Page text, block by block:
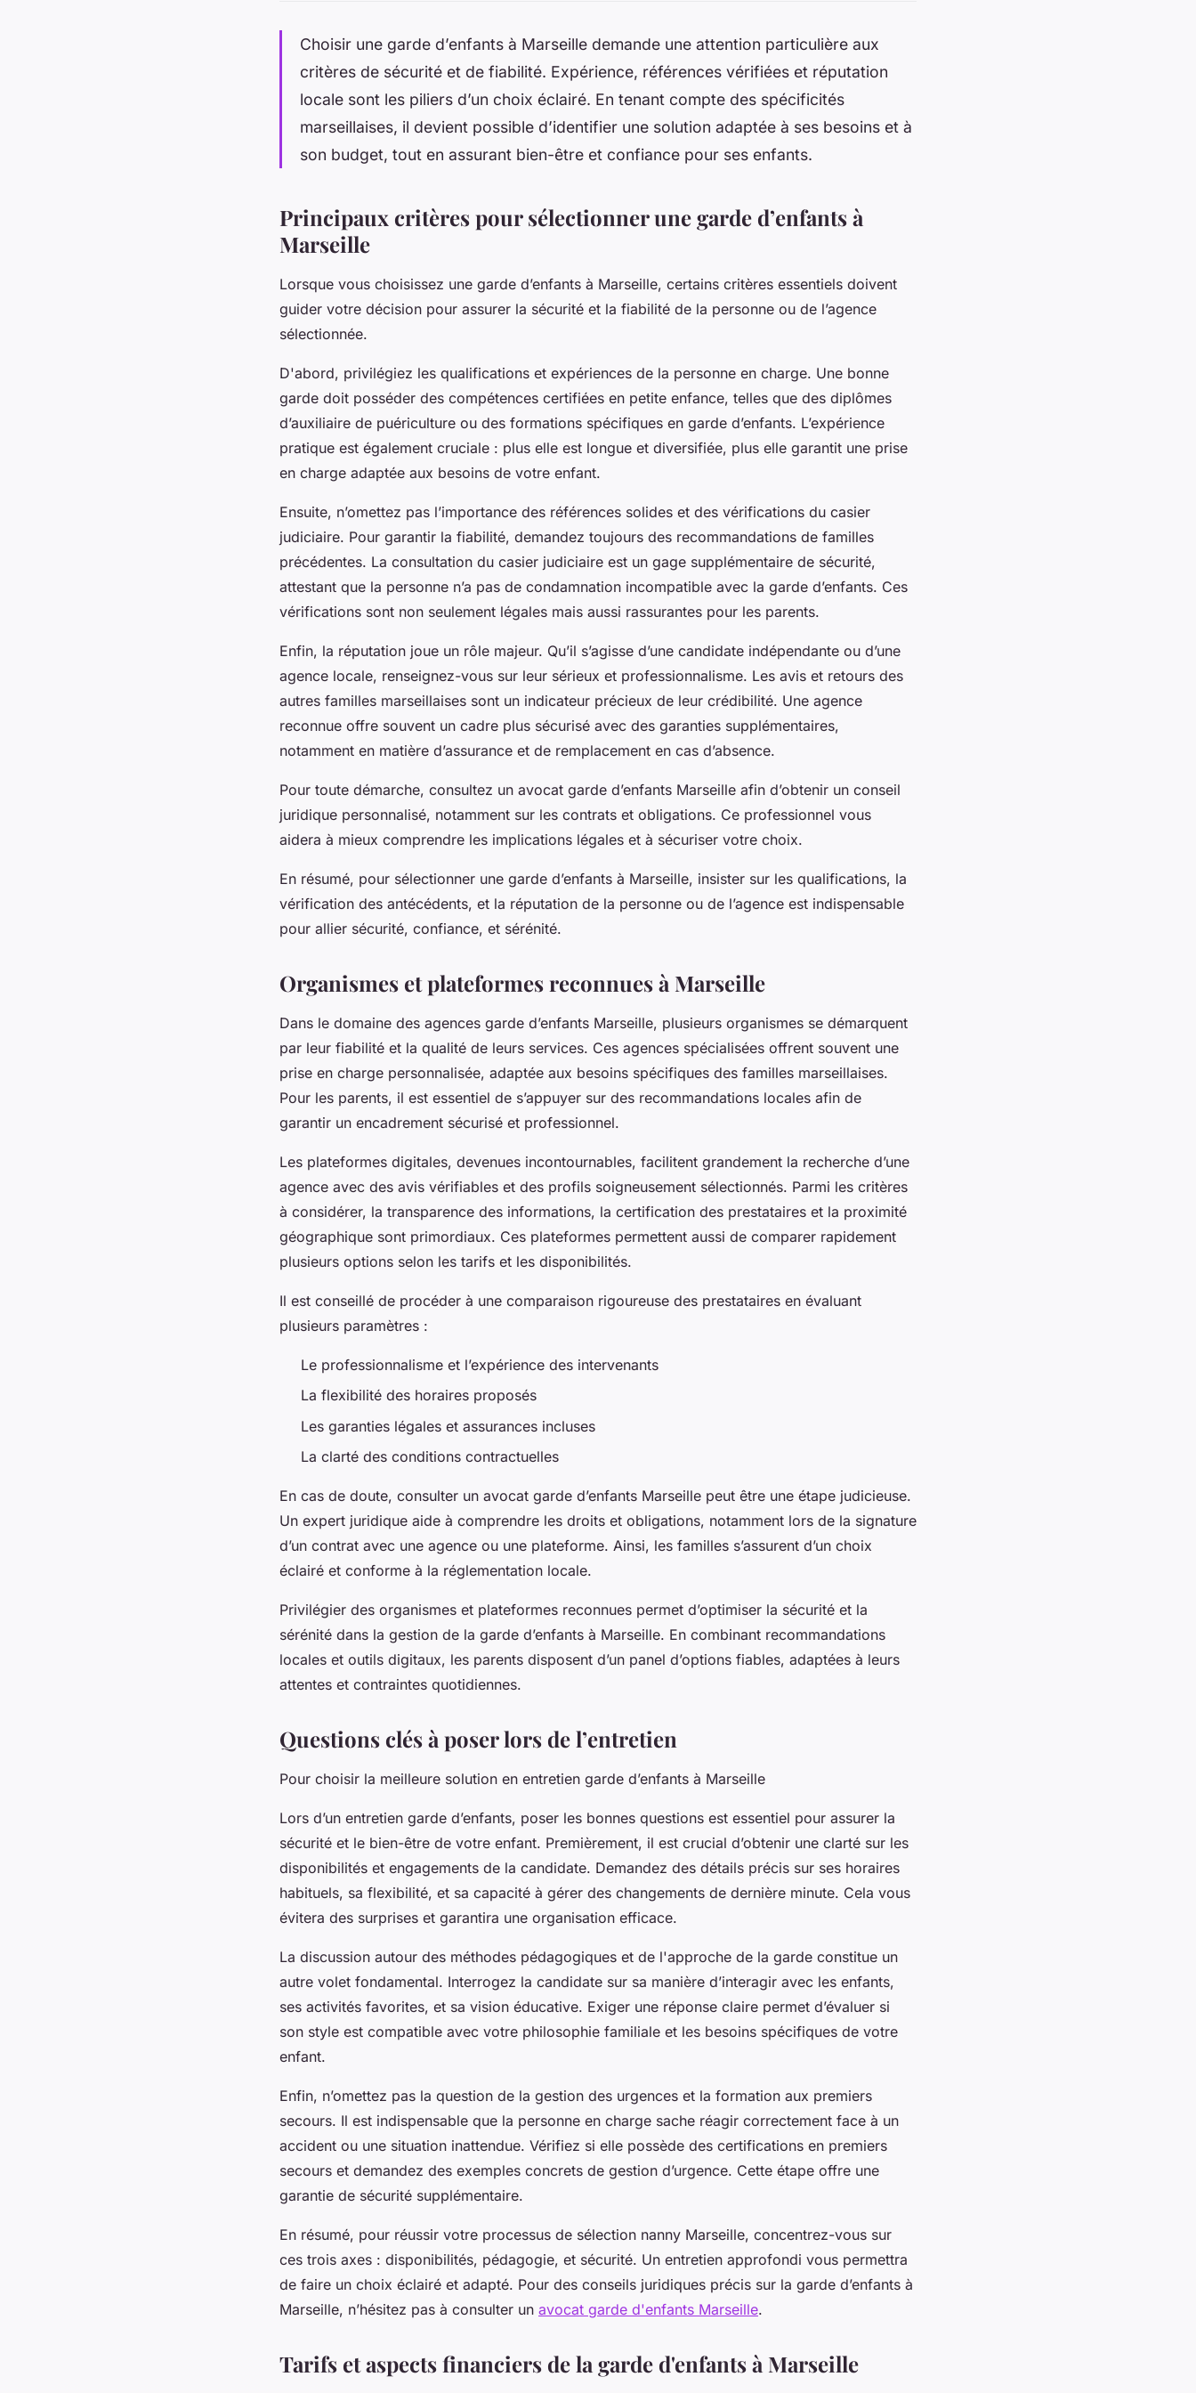
Choisir une garde d’enfants à Marseille demande une attention particulière aux
critères de sécurité et de fiabilité. Expérience, références vérifiées et réputation
locale sont les piliers d’un choix éclairé. En tenant compte des spécificités
marseillaises, il devient possible d’identifier une solution adaptée à ses besoins et à
son budget, tout en assurant bien-être et confiance pour ses enfants.
Principaux critères pour sélectionner une garde d’enfants à
Marseille
Lorsque vous choisissez une garde d’enfants à Marseille, certains critères essentiels doivent
guider votre décision pour assurer la sécurité et la fiabilité de la personne ou de l’agence
sélectionnée.
D'abord, privilégiez les qualifications et expériences de la personne en charge. Une bonne
garde doit posséder des compétences certifiées en petite enfance, telles que des diplômes
d’auxiliaire de puériculture ou des formations spécifiques en garde d’enfants. L’expérience
pratique est également cruciale : plus elle est longue et diversifiée, plus elle garantit une prise
en charge adaptée aux besoins de votre enfant.
Ensuite, n’omettez pas l’importance des références solides et des vérifications du casier
judiciaire. Pour garantir la fiabilité, demandez toujours des recommandations de familles
précédentes. La consultation du casier judiciaire est un gage supplémentaire de sécurité,
attestant que la personne n’a pas de condamnation incompatible avec la garde d’enfants. Ces
vérifications sont non seulement légales mais aussi rassurantes pour les parents.
Enfin, la réputation joue un rôle majeur. Qu’il s’agisse d’une candidate indépendante ou d’une
agence locale, renseignez-vous sur leur sérieux et professionnalisme. Les avis et retours des
autres familles marseillaises sont un indicateur précieux de leur crédibilité. Une agence
reconnue offre souvent un cadre plus sécurisé avec des garanties supplémentaires,
notamment en matière d’assurance et de remplacement en cas d’absence.
Pour toute démarche, consultez un avocat garde d’enfants Marseille afin d’obtenir un conseil
juridique personnalisé, notamment sur les contrats et obligations. Ce professionnel vous
aidera à mieux comprendre les implications légales et à sécuriser votre choix.
En résumé, pour sélectionner une garde d’enfants à Marseille, insister sur les qualifications, la
vérification des antécédents, et la réputation de la personne ou de l’agence est indispensable
pour allier sécurité, confiance, et sérénité.
Organismes et plateformes reconnues à Marseille
Dans le domaine des agences garde d’enfants Marseille, plusieurs organismes se démarquent
par leur fiabilité et la qualité de leurs services. Ces agences spécialisées offrent souvent une
prise en charge personnalisée, adaptée aux besoins spécifiques des familles marseillaises.
Pour les parents, il est essentiel de s’appuyer sur des recommandations locales afin de
garantir un encadrement sécurisé et professionnel.
Les plateformes digitales, devenues incontournables, facilitent grandement la recherche d’une
agence avec des avis vérifiables et des profils soigneusement sélectionnés. Parmi les critères
à considérer, la transparence des informations, la certification des prestataires et la proximité
géographique sont primordiaux. Ces plateformes permettent aussi de comparer rapidement
plusieurs options selon les tarifs et les disponibilités.
Il est conseillé de procéder à une comparaison rigoureuse des prestataires en évaluant
plusieurs paramètres :
Le professionnalisme et l’expérience des intervenants
La flexibilité des horaires proposés
Les garanties légales et assurances incluses
La clarté des conditions contractuelles
En cas de doute, consulter un avocat garde d’enfants Marseille peut être une étape judicieuse.
Un expert juridique aide à comprendre les droits et obligations, notamment lors de la signature
d’un contrat avec une agence ou une plateforme. Ainsi, les familles s’assurent d’un choix
éclairé et conforme à la réglementation locale.
Privilégier des organismes et plateformes reconnues permet d’optimiser la sécurité et la
sérénité dans la gestion de la garde d’enfants à Marseille. En combinant recommandations
locales et outils digitaux, les parents disposent d’un panel d’options fiables, adaptées à leurs
attentes et contraintes quotidiennes.
Questions clés à poser lors de l’entretien
Pour choisir la meilleure solution en entretien garde d’enfants à Marseille
Lors d’un entretien garde d’enfants, poser les bonnes questions est essentiel pour assurer la
sécurité et le bien-être de votre enfant. Premièrement, il est crucial d’obtenir une clarté sur les
disponibilités et engagements de la candidate. Demandez des détails précis sur ses horaires
habituels, sa flexibilité, et sa capacité à gérer des changements de dernière minute. Cela vous
évitera des surprises et garantira une organisation efficace.
La discussion autour des méthodes pédagogiques et de l'approche de la garde constitue un
autre volet fondamental. Interrogez la candidate sur sa manière d’interagir avec les enfants,
ses activités favorites, et sa vision éducative. Exiger une réponse claire permet d’évaluer si
son style est compatible avec votre philosophie familiale et les besoins spécifiques de votre
enfant.
Enfin, n’omettez pas la question de la gestion des urgences et la formation aux premiers
secours. Il est indispensable que la personne en charge sache réagir correctement face à un
accident ou une situation inattendue. Vérifiez si elle possède des certifications en premiers
secours et demandez des exemples concrets de gestion d’urgence. Cette étape offre une
garantie de sécurité supplémentaire.
En résumé, pour réussir votre processus de sélection nanny Marseille, concentrez-vous sur
ces trois axes : disponibilités, pédagogie, et sécurité. Un entretien approfondi vous permettra
de faire un choix éclairé et adapté. Pour des conseils juridiques précis sur la garde d’enfants à
Marseille, n’hésitez pas à consulter un avocat garde d'enfants Marseille.
Tarifs et aspects financiers de la garde d'enfants à Marseille